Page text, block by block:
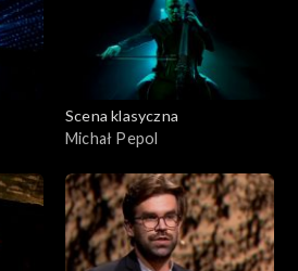
Scena klasyczna
Michał Pepol